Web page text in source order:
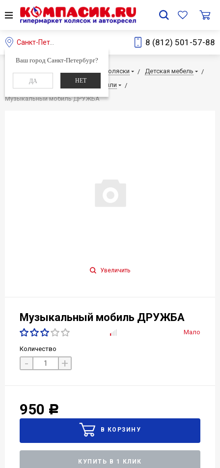
Санкт-Петербург
Ваш город Санкт-Петербург?
ДА НЕТ
8 (812) 501-57-88
Главная Каталог Детские коляски
Детская мебель
Аксессуары для мебели
Мобили
Музыкальный мобиль ДРУЖБА
Увеличить
Музыкальный мобиль ДРУЖБА
Мало
Количество
- +
950 Р
КУПИТЬ В 1 КЛИК